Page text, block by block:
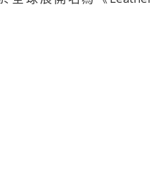
終於確定要來台展出，為